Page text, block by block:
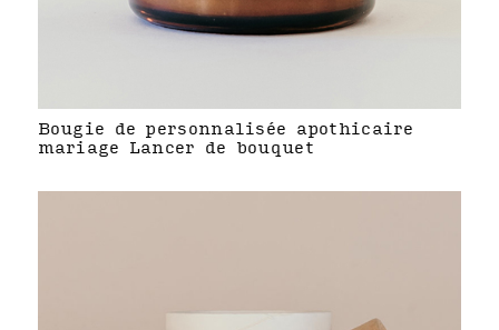
Bougie de personnalisée apothicaire
mariage Lancer de bouquet